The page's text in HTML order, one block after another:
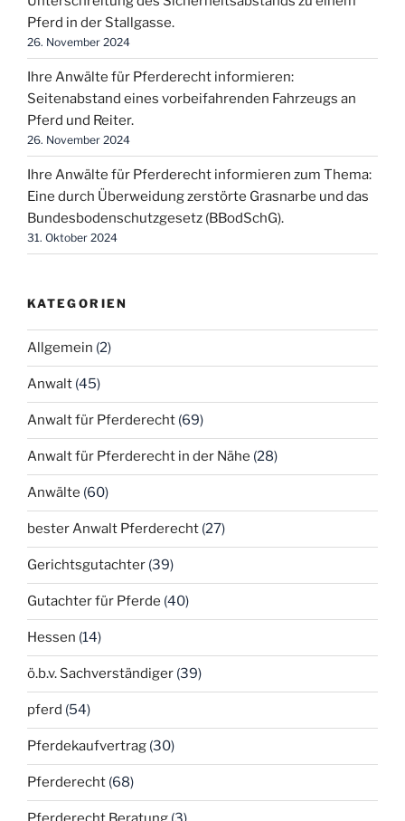
Pferd in der Stallgasse.
26. November 2024
Ihre Anwälte für Pferderecht informieren:
Seitenabstand eines vorbeifahrenden Fahrzeugs an
Pferd und Reiter.
26. November 2024
Ihre Anwälte für Pferderecht informieren zum Thema:
Eine durch Überweidung zerstörte Grasnarbe und das
Bundesbodenschutzgesetz (BBodSchG).
31. Oktober 2024
KATEGORIEN
Allgemein (2)
Anwalt (45)
Anwalt für Pferderecht (69)
Anwalt für Pferderecht in der Nähe (28)
Anwälte (60)
bester Anwalt Pferderecht (27)
Gerichtsgutachter (39)
Gutachter für Pferde (40)
Hessen (14)
ö.b.v. Sachverständiger (39)
pferd (54)
Pferdekaufvertrag (30)
Pferderecht (68)